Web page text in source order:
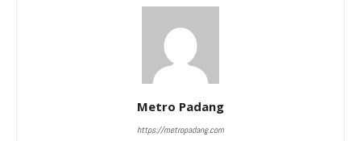
Metro Padang
https://metropadang.com